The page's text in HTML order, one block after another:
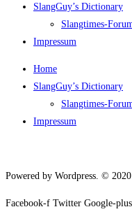
SlangGuy’s Dic­tion­a­ry
Slang­times-
Impres­sum
Home
SlangGuy’s Dic­tion­a­ry
Slang­times-
Impres­sum
Powered by Wordpress. ©
Facebook-f Twitter Google-